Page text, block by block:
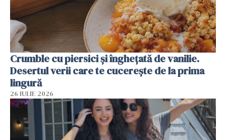
Crumble cu piersici și înghețată de vanilie.
Desertul verii care te cucerește de la prima
lingură
26 IULIE 2026